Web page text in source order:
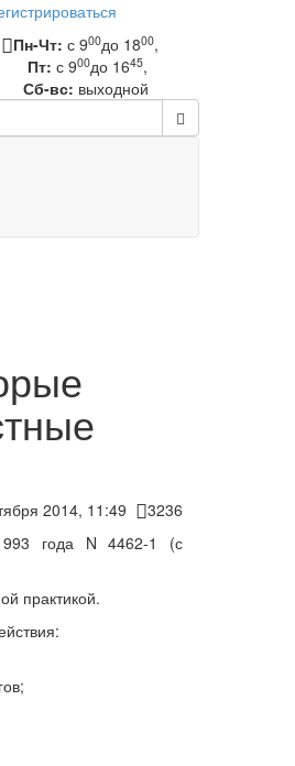
Пн-Чт: с 900до 1800,
Пт: с 900до 1645,
Сб-вс: выходной
2014, 11:49
3236
года N 4462-1
(с
практикой.